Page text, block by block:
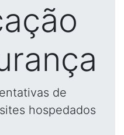
de
hospedados